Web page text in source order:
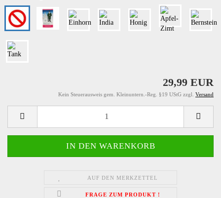
29,99 EUR
Kein Steuerausweis gem. Kleinuntern.-Reg. §19 UStG zzgl. Versand
AUF DEN MERKZETTEL
FRAGE ZUM PRODUKT !